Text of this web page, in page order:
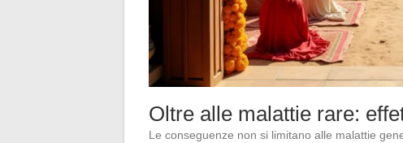
Oltre alle malattie rare:
Le conseguenze non si limitano alle malattie